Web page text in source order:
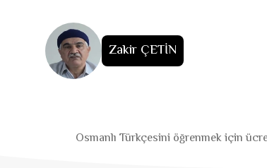
Zakir ÇETİN
Osmanlı Türkçesini öğrenmek için